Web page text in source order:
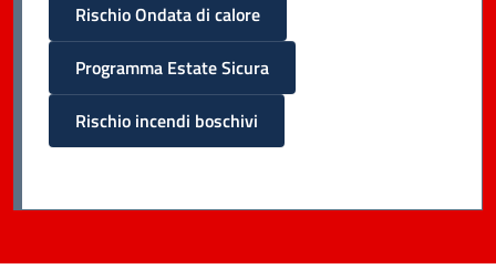
Rischio Ondata di calore
Programma Estate Sicura
Rischio incendi boschivi